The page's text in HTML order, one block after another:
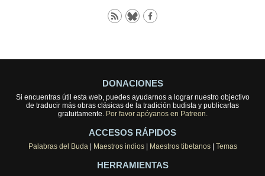
DONACIONES
Si encuentras útil esta web, puedes ayudarnos a lograr nuestro objectivo
de traducir más obras clásicas de la tradición budista y publicarlas
gratuitamente. Por favor apóyanos en Patreon.
ACCESOS RÁPIDOS
Palabras del Buda | Maestros indios| Maestros tibetanos| Temas
HERRAMIENTAS